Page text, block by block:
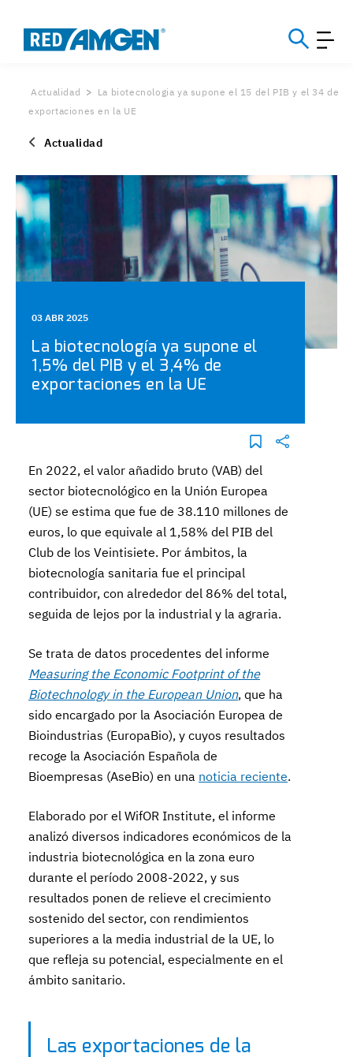
Actualidad
La biotecnologia ya supone el 15 del PIB y el 34 de
exportaciones en la UE
Actualidad
03 ABR 2025
La biotecnología ya supone el
1,5% del PIB y el 3,4% de
exportaciones en la UE
En 2022, el valor añadido bruto (VAB) del
sector biotecnológico en la Unión Europea
(UE) se estima que fue de 38.110 millones de
euros, lo que equivale al 1,58% del PIB del
Club de los Veintisiete. Por ámbitos, la
biotecnología sanitaria fue el principal
contribuidor, con alrededor del 86% del total,
seguida de lejos por la industrial y la agraria.
Se trata de datos procedentes del informe
Measuring the Economic Footprint of the
Biotechnology in the European Union, que ha
sido encargado por la Asociación Europea de
Bioindustrias (EuropaBio), y cuyos resultados
recoge la Asociación Española de
Bioempresas (AseBio) en una noticia reciente.
Elaborado por el WifOR Institute, el informe
analizó diversos indicadores económicos de la
industria biotecnológica en la zona euro
durante el período 2008-2022, y sus
resultados ponen de relieve el crecimiento
sostenido del sector, con rendimientos
superiores a la media industrial de la UE, lo
que refleja su potencial, especialmente en el
ámbito sanitario.
Las exportaciones de la